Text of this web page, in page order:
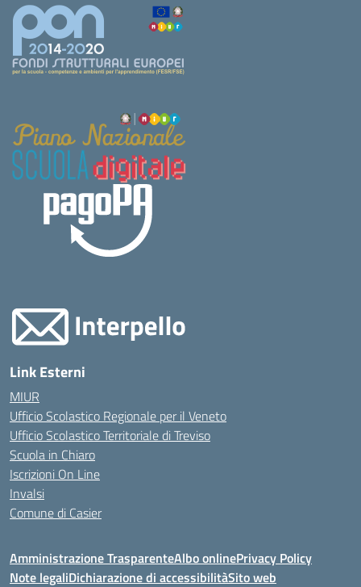
Link Esterni
MIUR
Ufficio Scolastico Regionale per il Veneto
Ufficio Scolastico Territoriale di Treviso
Scuola in Chiaro
Iscrizioni On Line
Invalsi
Comune di Casier
Amministrazione TrasparenteAlbo onlinePrivacy Policy
Note legaliDichiarazione di accessibilitàSito web